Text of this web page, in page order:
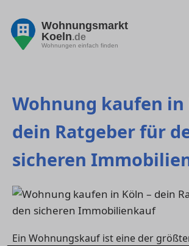
Wohnungsmarkt
Koeln.de
Wohnungen einfach finden
Wohnung kaufen in
dein Ratgeber für
sicheren
Ein Wohnungskauf ist eine der